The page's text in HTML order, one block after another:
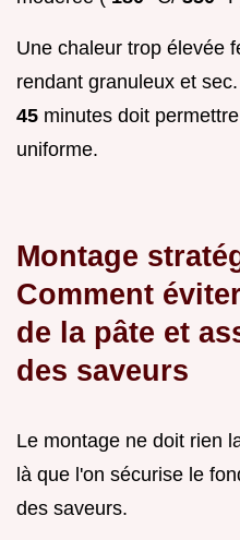
Une chaleur trop élevée
rendant granuleux et
45 minutes doit
uniforme.
Montage
Comment
de la pâte et
des saveurs
Le montage ne doit rien
là que l'on sécurise le
des saveurs.